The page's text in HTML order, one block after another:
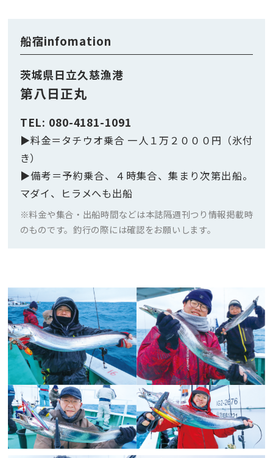
船宿infomation
茨城県日立久慈漁港
第八日正丸
TEL: 080-4181-1091
▶︎料金＝タチウオ乗合 一人１万２０００円（氷付
き）
▶︎備考＝予約乗合、４時集合、集まり次第出船。
マダイ、ヒラメへも出船
※料金や集合・出船時間などは本誌隔週刊つり情報掲載時
のものです。釣行の際には確認をお願いします。